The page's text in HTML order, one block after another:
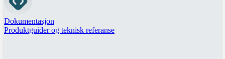
Dokumentasjon
Produktguider og teknisk referanse